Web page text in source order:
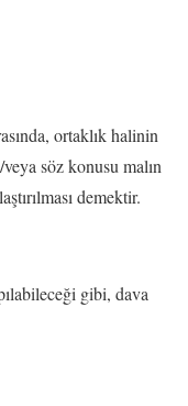
ortaklık halinin
söz konusu malın
demektir.
gibi, dava